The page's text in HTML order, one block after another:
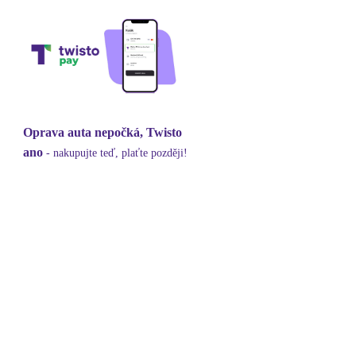
Oprava auta nepočká, Twisto
ano - nakupujte teď, plaťte později!